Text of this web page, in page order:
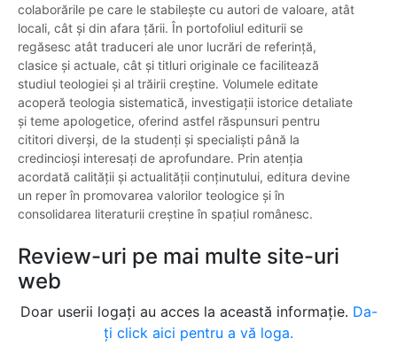
colaborările pe care le stabilește cu autori de valoare, atât
locali, cât și din afara țării. În portofoliul editurii se
regăsesc atât traduceri ale unor lucrări de referință,
clasice și actuale, cât și titluri originale ce facilitează
studiul teologiei și al trăirii creștine. Volumele editate
acoperă teologia sistematică, investigații istorice detaliate
și teme apologetice, oferind astfel răspunsuri pentru
cititori diverși, de la studenți și specialiști până la
credincioși interesați de aprofundare. Prin atenția
acordată calității și actualității conținutului, editura devine
un reper în promovarea valorilor teologice și în
consolidarea literaturii creștine în spațiul românesc.
Review-uri pe mai multe site-uri
web
Doar userii logați au acces la această informație. Da-
ți click aici pentru a vă loga.